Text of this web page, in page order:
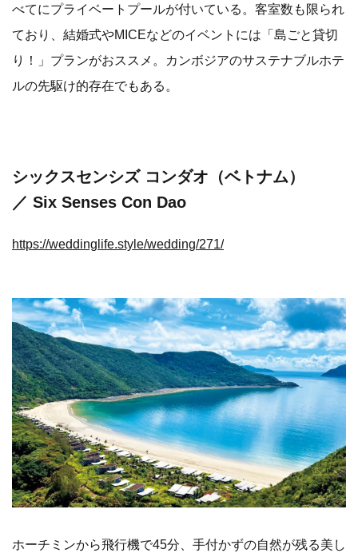
べてにプライベートプールが付いている。客室数も限られ
ており、結婚式やMICEなどのイベントには「島ごと貸切
り！」プランがおススメ。カンボジアのサステナブルホテ
ルの先駆け的存在でもある。
シックスセンシズ コンダオ（ベトナム）
／ Six Senses Con Dao
https://weddinglife.style/wedding/271/
ホーチミンから飛行機で45分、手付かずの自然が残る美し